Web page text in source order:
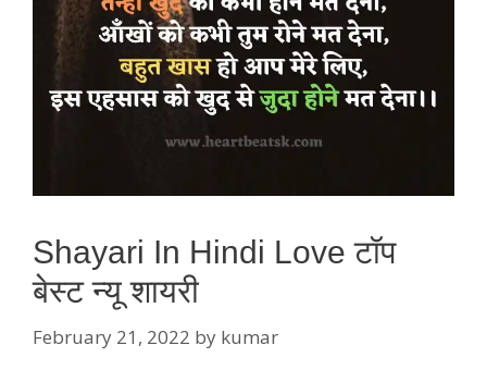
Shayari In Hindi Love टॉप
बेस्ट न्यू शायरी
February 21, 2022 by kumar